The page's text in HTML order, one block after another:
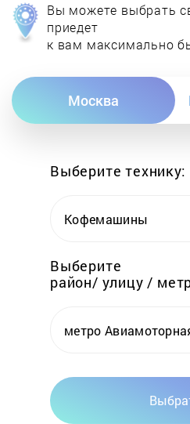
Fimar
Fulgor
Вы можете выбрать
приедет
к вам максимально
Москва
Выберите технику:
Кофемашины
Выберите
район/ улицу /
метро